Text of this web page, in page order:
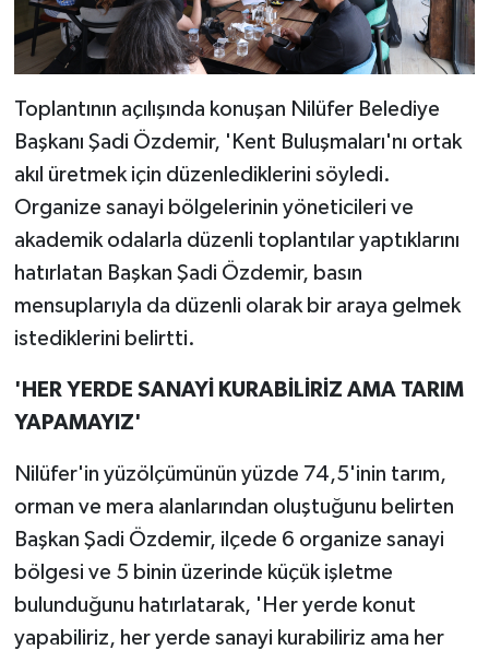
Toplantının açılışında konuşan Nilüfer Belediye
Başkanı Şadi Özdemir, 'Kent Buluşmaları'nı ortak
akıl üretmek için düzenlediklerini söyledi.
Organize sanayi bölgelerinin yöneticileri ve
akademik odalarla düzenli toplantılar yaptıklarını
hatırlatan Başkan Şadi Özdemir, basın
mensuplarıyla da düzenli olarak bir araya gelmek
istediklerini belirtti.
'HER YERDE SANAYİ KURABİLİRİZ AMA TARIM
YAPAMAYIZ'
Nilüfer'in yüzölçümünün yüzde 74,5'inin tarım,
orman ve mera alanlarından oluştuğunu belirten
Başkan Şadi Özdemir, ilçede 6 organize sanayi
bölgesi ve 5 binin üzerinde küçük işletme
bulunduğunu hatırlatarak, 'Her yerde konut
yapabiliriz, her yerde sanayi kurabiliriz ama her